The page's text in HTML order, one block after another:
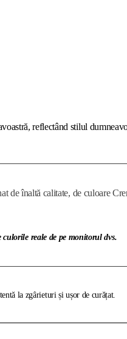
reflectând stilul
înaltă calitate, de culoare
reale de pe monitorul dvs.
la zgârieturi și ușor de curățat.